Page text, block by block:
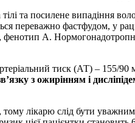
та посилене випадіння
переважно фастфудом, у
фенотип А.
тиск (АТ) – 155/
з ожирінням і
лікарю слід бути